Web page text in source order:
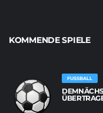
KOMMENDE SPIELE
FUSSBALL